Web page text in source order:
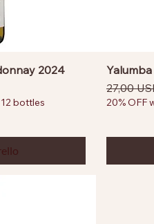
2024
bottles
Prezzo
27,00
20% OFF